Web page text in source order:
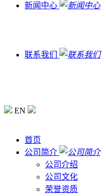
新闻中心
联系我们
EN
首页
公司简介
公司介绍
公司文化
荣誉资质